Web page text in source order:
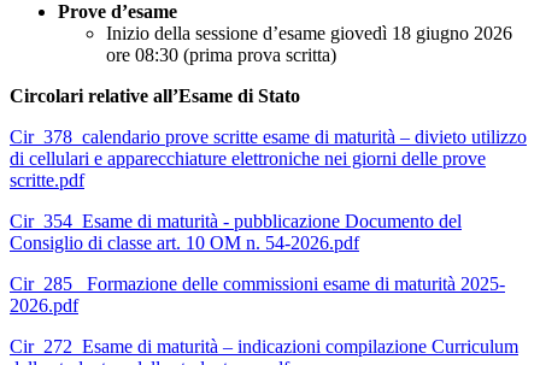
Prove d’esame
Inizio della sessione d’esame giovedì 18 giugno 2026
ore 08:30 (prima prova scritta)
Circolari relative all’Esame di Stato
Cir_378_calendario prove scritte esame di maturità – divieto utilizzo
di cellulari e apparecchiature elettroniche nei giorni delle prove
scritte.pdf
Cir_354_Esame di maturità - pubblicazione Documento del
Consiglio di classe art. 10 OM n. 54-2026.pdf
Cir_285_ Formazione delle commissioni esame di maturità 2025-
2026.pdf
Cir_272_Esame di maturità – indicazioni compilazione Curriculum